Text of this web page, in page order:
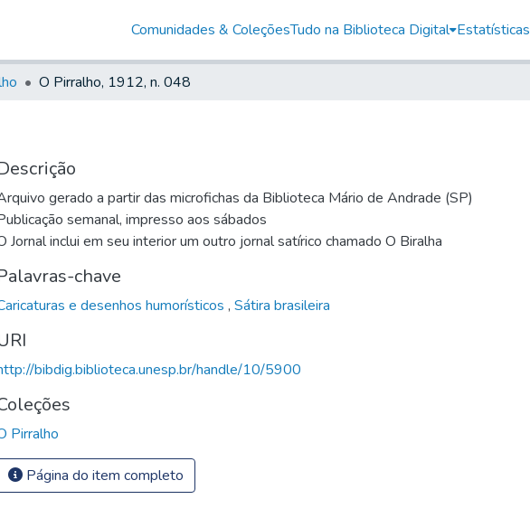
Comunidades & ColeçõesTudo na Biblioteca Digital Estatísticas
O Pirralho, 1912, n. 048
gerado a partir das microfichas da Biblioteca Mário de Andrade (SP)
semanal, impresso aos sábados
Jornal inclui em seu interior um outro jornal satírico chamado O Biralha
chave
e desenhos humorísticos , Sátira brasileira
bibdig.biblioteca.unesp.br/handle/10/5900
Pirralho
Página do item completo